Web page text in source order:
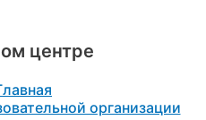
центре
организации